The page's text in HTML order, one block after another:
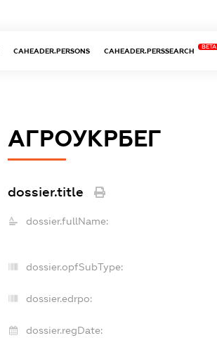
CAHEADER.PERSONS CAHEADER.PERSSEARCH
BETA
АГРОУКРБЕГ
dossier.title
dossier.fullName:
dossier.opfSubType:
dossier.edrpo:
dossier.regDate: